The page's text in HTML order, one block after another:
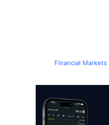
Financial Markets